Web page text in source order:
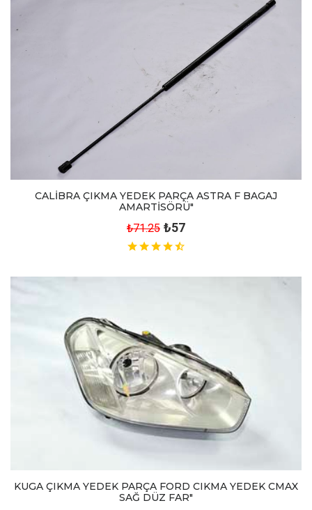
CALİBRA ÇIKMA YEDEK PARÇA ASTRA F BAGAJ
AMARTİSÖRÜ"
₺71.25 ₺57
KUGA ÇIKMA YEDEK PARÇA FORD CIKMA YEDEK CMAX
SAĞ DÜZ FAR"